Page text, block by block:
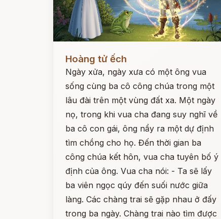
Hoàng tử ếch
Ngày xửa, ngày xưa có một ông vua
sống cùng ba cô công chúa trong một
lâu đài trên một vùng đất xa. Một ngày
nọ, trong khi vua cha đang suy nghĩ về
ba cô con gái, ông nẩy ra một dự định
tìm chồng cho họ. Đến thời gian ba
công chúa kết hôn, vua cha tuyên bố ý
định của ông. Vua cha nói: - Ta sẽ lấy
ba viên ngọc qúy đến suối nước giữa
làng. Các chàng trai sẽ gặp nhau ở đấy
trong ba ngày. Chàng trai nào tìm được